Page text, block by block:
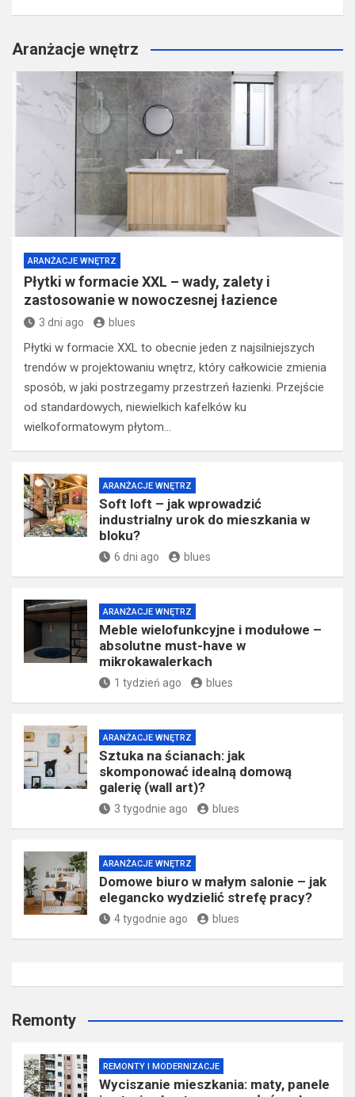
Aranżacje wnętrz
ARANŻACJE WNĘTRZ
Płytki w formacie XXL – wady, zalety i
zastosowanie w nowoczesnej łazience
3 dni ago blues
Płytki w formacie XXL to obecnie jeden z najsilniejszych
trendów w projektowaniu wnętrz, który całkowicie zmienia
sposób, w jaki postrzegamy przestrzeń łazienki. Przejście
od standardowych, niewielkich kafelków ku
wielkoformatowym płytom…
ARANŻACJE WNĘTRZ
Soft loft – jak wprowadzić
industrialny urok do mieszkania w
bloku?
6 dni ago blues
ARANŻACJE WNĘTRZ
Meble wielofunkcyjne i modułowe –
absolutne must-have w
mikrokawalerkach
1 tydzień ago blues
ARANŻACJE WNĘTRZ
Sztuka na ścianach: jak
skomponować idealną domową
galerię (wall art)?
3 tygodnie ago blues
ARANŻACJE WNĘTRZ
Domowe biuro w małym salonie – jak
elegancko wydzielić strefę pracy?
4 tygodnie ago blues
Remonty
REMONTY I MODERNIZACJE
Wyciszanie mieszkania: maty, panele